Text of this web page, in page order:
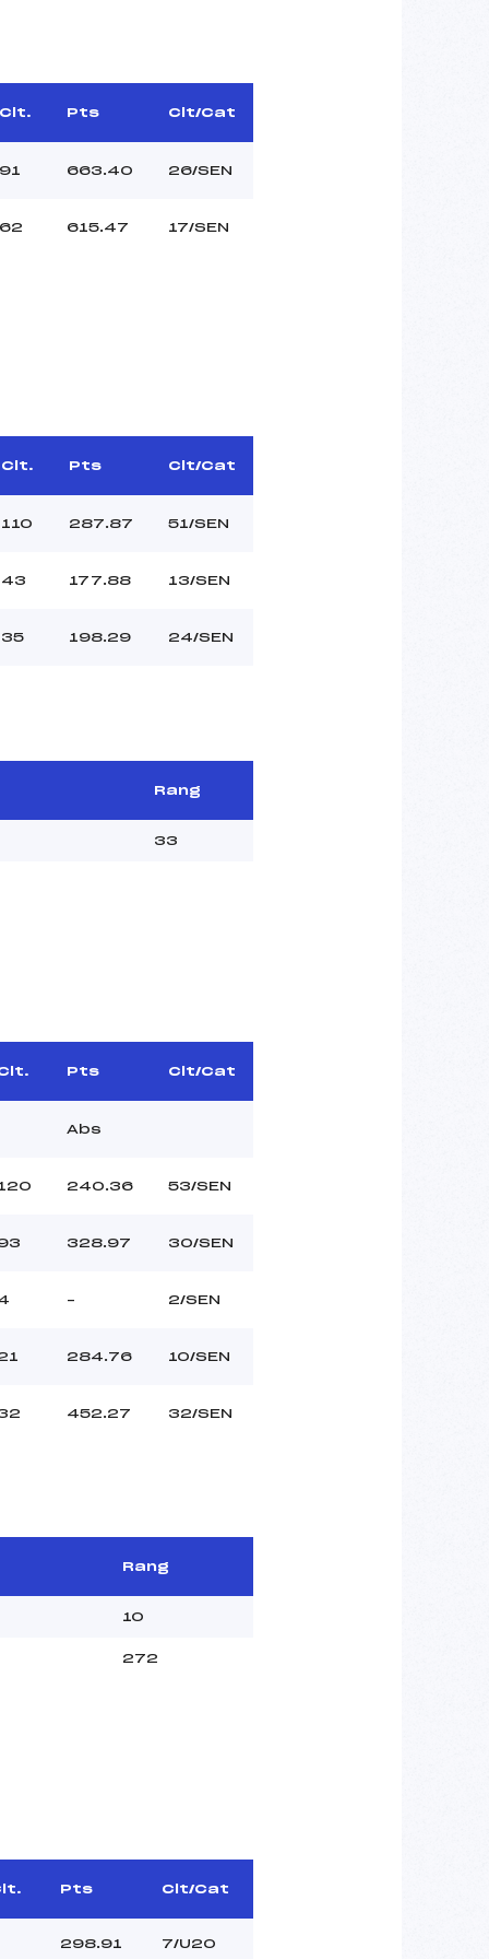
Clt. Pts Clt/Cat
91 663.40 26/SEN
62 615.47 17/SEN
Clt. Pts Clt/Cat
110 287.87 51/SEN
43 177.88 13/SEN
35 198.29 24/SEN
Rang
33
Pts Clt/Cat
Abs
240.36 53/SEN
328.97 30/SEN
– 2/SEN
284.76 10/SEN
452.27 32/SEN
Rang
10
272
Pts Clt/Cat
298.91 7/U20